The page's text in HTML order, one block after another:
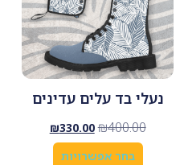
נעלי בד עלים עדינים
₪400.00
₪330.00
בחר אפשרויות